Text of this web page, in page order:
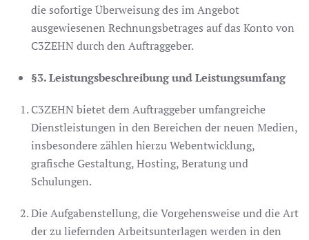
die sofortige Überweisung des im Angebot
ausgewiesenen Rechnungsbetrages auf das Konto von
C3ZEHN durch den Auftraggeber.
§3. Leistungsbeschreibung und Leistungsumfang
C3ZEHN bietet dem Auftraggeber umfangreiche
Dienstleistungen in den Bereichen der neuen Medien,
insbesondere zählen hierzu Webentwicklung,
grafische Gestaltung, Hosting, Beratung und
Schulungen.
Die Aufgabenstellung, die Vorgehensweise und die Art
der zu liefernden Arbeitsunterlagen werden in den